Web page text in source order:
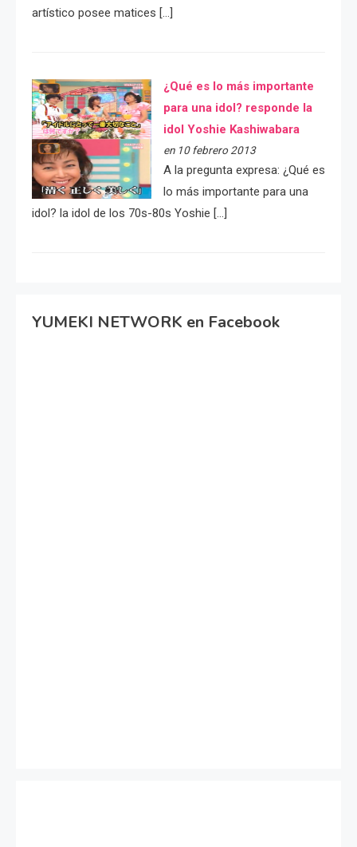
artístico posee matices […]
¿Qué es lo más importante
para una idol? responde la
idol Yoshie Kashiwabara
en 10 febrero 2013
A la pregunta expresa: ¿Qué es
lo más importante para una
idol? la idol de los 70s-80s Yoshie […]
YUMEKI NETWORK en Facebook